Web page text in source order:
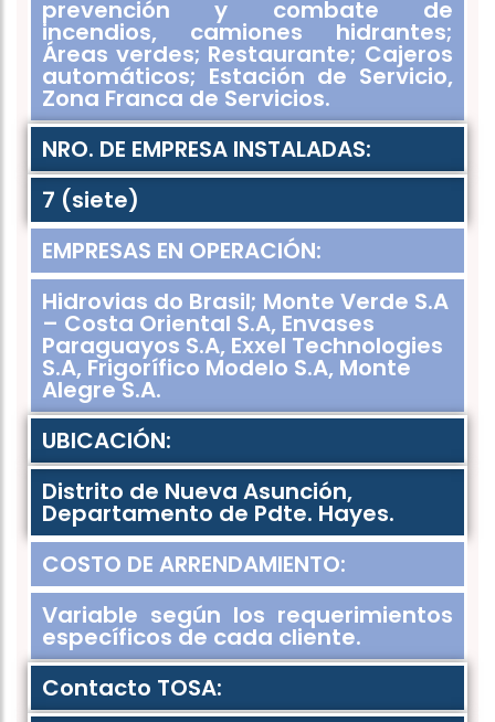
prevención y combate de
incendios, camiones hidrantes;
Áreas verdes; Restaurante; Cajeros
automáticos; Estación de Servicio,
Zona Franca de Servicios.
NRO. DE EMPRESA INSTALADAS:
7 (siete)
EMPRESAS EN OPERACIÓN:
Hidrovias do Brasil; Monte Verde S.A
– Costa Oriental S.A, Envases
Paraguayos S.A, Exxel Technologies
S.A, Frigorífico Modelo S.A, Monte
Alegre S.A.
UBICACIÓN:
Distrito de Nueva Asunción,
Departamento de Pdte. Hayes.
COSTO DE ARRENDAMIENTO:
Variable según los requerimientos
específicos de cada cliente.
Contacto TOSA: